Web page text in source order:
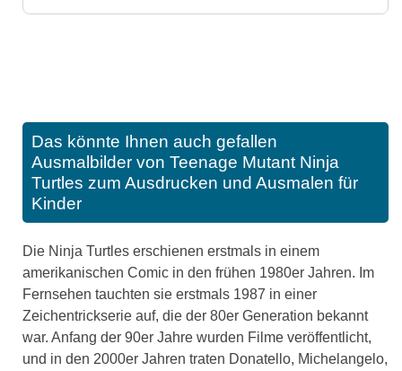
Das könnte Ihnen auch gefallen
Ausmalbilder von Teenage Mutant Ninja
Turtles zum Ausdrucken und Ausmalen für
Kinder
Die Ninja Turtles erschienen erstmals in einem
amerikanischen Comic in den frühen 1980er Jahren. Im
Fernsehen tauchten sie erstmals 1987 in einer
Zeichentrickserie auf, die der 80er Generation bekannt
war. Anfang der 90er Jahre wurden Filme veröffentlicht,
und in den 2000er Jahren traten Donatello, Michelangelo,